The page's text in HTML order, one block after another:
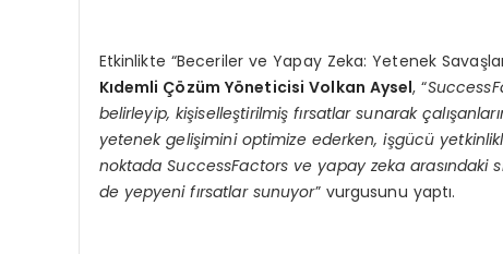
Etkinlikte “Beceriler ve Yapay Zeka: Yetenek
Kıdemli Çözüm Yöneticisi Volkan Aysel, “
belirleyip, kişiselleştirilmiş fırsatlar sunarak
yetenek gelişimini optimize ederken, işgücü
noktada SuccessFactors ve yapay zeka
de yepyeni fırsatlar sunuyor” vurgusunu yaptı.